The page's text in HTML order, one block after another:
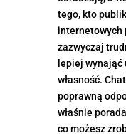
tego, kto
internetowych
zazwyczaj
lepiej wynająć
własność.
poprawną
właśnie
co możesz